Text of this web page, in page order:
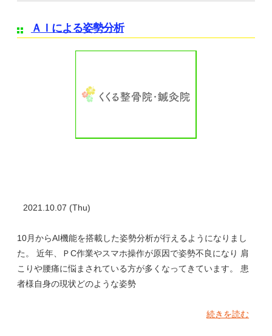
ＡＩによる姿勢分析
2021.10.07 (Thu)
10月からAI機能を搭載した姿勢分析が行えるようになりまし
た。 近年、ＰC作業やスマホ操作が原因で姿勢不良になり 肩
こりや腰痛に悩まされている方が多くなってきています。 患
者様自身の現状どのような姿勢
続きを読む